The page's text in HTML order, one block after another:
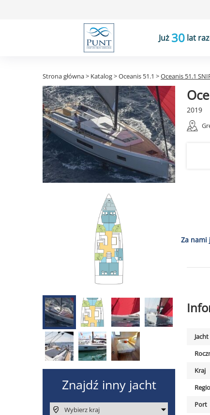
Już 30 lat
Strona główna> Katalog>Oceanis 51.1 >Oceanis 51.1
2019
Za nami
Jacht
Kraj
Port